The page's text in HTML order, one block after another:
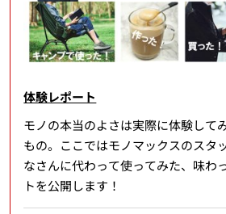
体験レポート
モノの本当のよさは実際に体験して
もの。ここではモノマックスのスタ
なさんに代わって使ってみた、味わ
トを公開します！